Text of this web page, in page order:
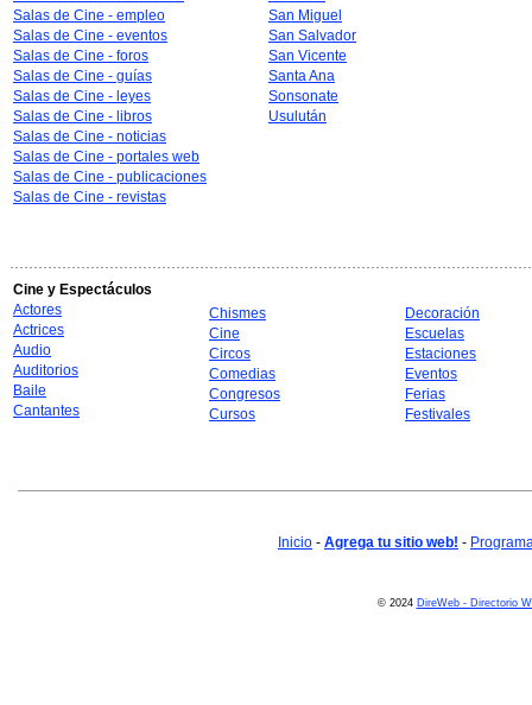
Salas de Cine - empleo
Salas de Cine - eventos
Salas de Cine - foros
Salas de Cine - guías
Salas de Cine - leyes
Salas de Cine - libros
Salas de Cine - noticias
Salas de Cine - portales web
Salas de Cine - publicaciones
Salas de Cine - revistas
San Miguel
San Salvador
San Vicente
Santa Ana
Sonsonate
Usulután
Cine y Espectáculos
Actores
Actrices
Audio
Auditorios
Baile
Cantantes
Chismes
Cine
Circos
Comedias
Congresos
Cursos
Decoración
Escuelas
Estaciones
Eventos
Ferias
Festivales
Inicio - Agrega tu sitio web! -
© 2024 DireWeb - Directorio